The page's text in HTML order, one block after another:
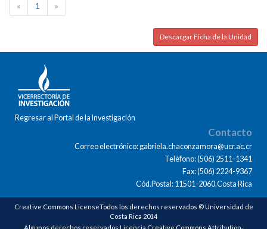
« 1 »
Descargar Ficha de la Unidad
Regresar al Portal de la Investigación
Contacto
Correo electrónico: gabriela.chaconzamora@ucr.ac.cr
Teléfono: (506) 2511-1341
Fax: (506) 2224-9367
Cód.Postal: 11501-2060,Costa Rica
Creative Commons LicenseTodos los derechos reservados © Universidad de
Costa Rica 2014